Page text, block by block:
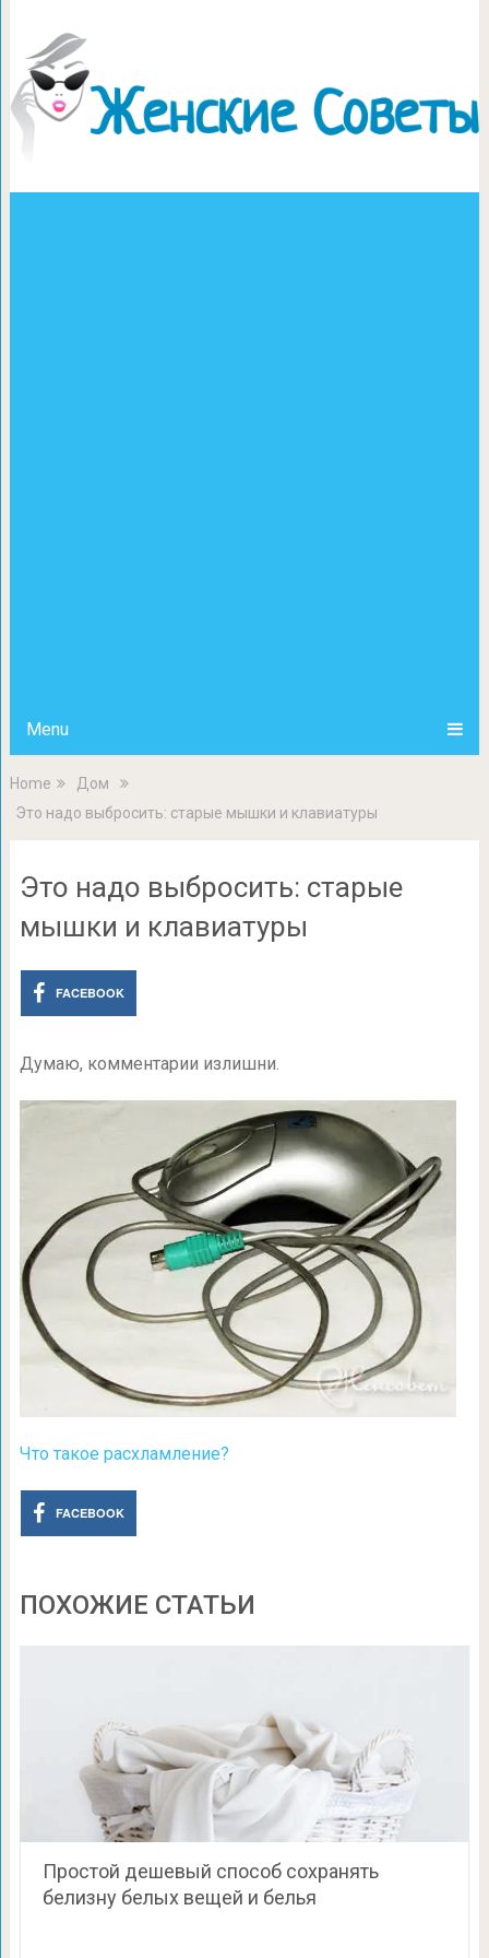
Menu
Home
Дом
Это надо выбросить: старые мышки и клавиатуры
Это надо выбросить: старые
мышки и клавиатуры
FACEBOOK
Думаю, комментарии излишни.
Что такое расхламление?
FACEBOOK
ПОХОЖИЕ СТАТЬИ
Простой дешевый способ сохранять
белизну белых вещей и белья